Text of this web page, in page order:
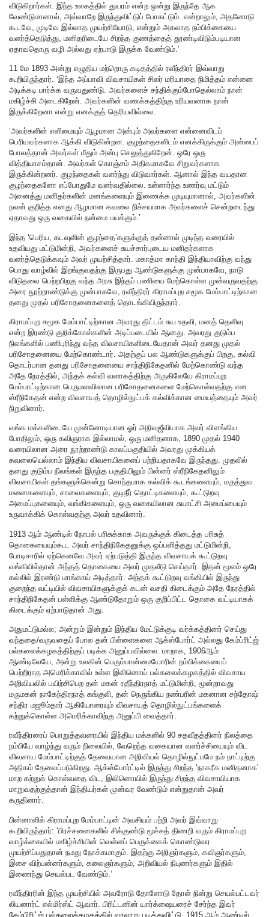
விடுகிறார்கள். இந்த உலகத்தில் துயரம் என்ற ஒன்று இருந்தே ஆக
வேண்டுமானால், அவ்வாறே இருந்துவிட்டுப் போகட்டும். என்றாலும், அதனோடு
கூடவே, முடிவே இல்லாத முயற்சியோடு, என்றும் அகலாத நம்பிக்கையை
வளர்த்தெடுத்து, மனிதரிடையே சிறந்த குணத்தைத் தூண்டிவிடும்படியான
ஏதாவதொரு வழி அல்லது ஏற்பாடு இருக்க வேண்டும்.’
11 மே 1893 அன்று எழுதிய மற்றொரு கடிதத்தில் ரவீந்திரர் இவ்வாறு
கூறியிருந்தார். ‘இந்த அப்பாவி விவசாயிகள் சிலர் மரியாதை நிமித்தம் என்னை
அடிக்கடி பார்க்க வருவதுண்டு. அவர்களைச் சந்திக்கும்போதெல்லாம் நான்
மகிழ்ச்சி அடைகிறேன். அவர்களின் வணக்கத்திற்கு உரியவனாக நான்
இருக்கிறேனா என்று எனக்குத் தெரியவில்லை.
‘அவர்களின் எளிமையும் ஆழமான அன்பும் அவர்களை என்னைவிடப்
பெரியவர்களாக ஆக்கி விடுகின்றன. குழந்தைகளிடம் எனக்கிருக்கும் அன்பைப்
போலத்தான் அவர்கள் மீதும் அன்பு செலுத்துகிறேன். ஒரே ஒரு
வித்தியாசம்தான். அவர்கள் கொஞ்சம் அதிகமாகவே சிறுவர்களாக
இருக்கின்றனர். குழந்தைகள் வளர்ந்து விடுவார்கள். ஆனால் இந்த வயதான
குழந்தைகளோ எப்போதுமே வளர்வதில்லை. உள்ளார்ந்த உணர்வு மட்டும்
அனைத்து மனிதர்களின் மனங்களையும் இணைக்க முடியுமானால், அவர்களின்
நலன் குறித்த எனது ஆழமான கவலை நிச்சயமாக அவர்களைச் சென்றடைந்து
ஏதாவது ஒரு வகையில் நன்மை பயக்கும்.’
இந்த ‘பெரிய, கடவுளின் குழந்தை’களுக்குத் தன்னால் முடிந்த வரையில்
உதவியது மட்டுமின்றி, அவர்களைச் சுயச்சார்புடைய மனிதர்களாக
வளர்த்தெடுக்கவும் அவர் முயற்சித்தார். மகாத்மா காந்தி இந்தியாவிற்கு வந்து
பொது வாழ்வில் இறங்குவதற்கு இருபது ஆண்டுகளுக்கு முன்பாகவே, நாடு
விடுதலை பெற்றபிறகு வந்த அரசு இந்தப் பணியை மேற்கொள்ள முன்வருவதற்கு
அரை நூற்றாண்டுக்கு முன்பாகவே, ரவீந்திரர் கிராமப்புற சமூக மேம்பாட்டிற்கான
தனது முதல் பரிசோதனைகளைத் தொடங்கியிருந்தார்.
கிராமப்புற சமூக மேம்பாட்டிற்கான அவரது திட்டம் சுய உதவி, மனத் தெளிவு
என்ற இரண்டு குறிக்கோள்களின் அடிப்படையில் ஆனது. அவரது குடும்ப
நிலங்களில் பணிபுரிந்து வந்த விவசாயிகளிடையேதான் அவர் தனது முதல்
பரிசோதனையை மேற்கொண்டார். அதற்குப் பல ஆண்டுகளுக்குப் பிறகு, கல்வி
தொடர்பான தனது பரிசோதனையை சாந்திநிகேதனில் மேற்கொண்டு வந்த
அதே நேரத்தில், அந்தக் கல்வி வளாகத்திற்கு அருகிலேயே கிராமப்புற
மேம்பாட்டிற்கான பெருமளவிலான பரிசோதனைகளை மேற்கொள்வதற்கு என
ஸ்ரீநிகேதன் என்ற விவசாயத் தொழில்நுட்பக் கல்விக்கான மையத்தையும் அவர்
நிறுவினார்.
வங்க மக்களிடையே முன்னோடியான ஓர் அறிவுஜீவியாக அவர் விளங்கிய
போதிலும், ஒரு கவிஞராக இல்லாமல், ஒரு மனிதனாக, 1890 முதல் 1940
வரையிலான அரை நூற்றாண்டு காலப்பகுதியில் அவரது முக்கியக்
கவலையெல்லாம் இந்திய விவசாயிகளைப் பற்றியதாகவே இருந்தது. முதலில்
தனது குடும்ப நிலங்கள் இருந்த பகுதியிலும் பின்னர் ஸ்ரீநிகேதனிலும்
விவசாயிகள் தங்களுக்கென்று சொந்தமாக கல்விக் கூடங்களையும், மருத்துவ
மனைகளையும், சாலைகளையும், குடிநீர் தொட்டிகளையும், கூட்டுறவு
அமைப்புகளையும், வங்கிகளையும், ஒரு வகையிலான சுயாட்சி அமைப்பையும்
உருவாக்கிக் கொள்வதற்கு அவர் உதவினார்.
1913 ஆம் ஆண்டில் நோபல் பரிசுக்காக அவருக்குக் கிடைத்த பரிசுத்
தொகையையும்கூட அவர் சாந்திநிகேதனுக்கு ஒப்பளித்தது மட்டுமின்றி,
போடிசாரில் ஏற்கெனவே அவர் ஏற்படுத்தி இருந்த விவசாயக் கூட்டுறவு
வங்கியில்தான் அந்தத் தொகையை அவர் முதலீடு செய்தார். இதன் மூலம் ஒரே
கல்லில் இரண்டு மாங்காய் அடித்தார். அந்தக் கூட்டுறவு வங்கியில் இருந்து
குறைந்த வட்டியில் விவசாயிகளுக்குக் கடன் வசதி கிடைக்கும் அதே நேரத்தில்
சாந்திநிகேதன் பள்ளிக்கு ஆண்டுதோறும் ஒரு குறிப்பிட்ட தொகை வட்டியாகக்
கிடைக்கும் ஏற்பாடுதான் அது.
அதுமட்டுமல்ல; அன்றும் இன்றும் இந்திய மேட்டுக்குடி வர்க்கத்தினர் செய்து
வந்ததை/வருவதைப் போல தன் பிள்ளைகளை ஆக்ஸ்போர்ட் அல்லது கேம்ப்ரிட்ஜ்
பல்கலைக்கழகத்திற்குப் படிக்க அனுப்பவில்லை. மாறாக, 1906ஆம்
ஆண்டிலேயே, அன்று உலகின் பெரும்பான்மையோரின் நம்பிக்கையைப்
பெற்றிராத அமெரிக்காவில் உள்ள இலினொய் பல்கலைக்கழகத்தில் விவசாய
அறிவியலில் பயிற்சிபெற தன் மகன் ரதீந்திரநாத் மட்டுமின்றி, மூன்றாவது
மருமகன் நாகேந்திரநாத் கங்குலி, தன் நெருங்கிய நண்பரின் மகனான சந்தோஷ்
சந்திர மஜூம்தார் ஆகியோரையும் விவசாயத் தொழில்நுட்பங்களைக்
கற்றுக்கொள்ள அமெரிக்காவிற்கு அனுப்பி வைத்தார்.
ரவீந்திரரைப் பொறுத்தவரையில் இந்திய மக்களில் 90 சதவீதத்தினர் நிலத்தை
நம்பியே வாழ்ந்து வரும் நிலையில், வேறெந்த வகையான வளர்ச்சியையும் விட
விவசாய மேம்பாட்டிற்குத் தேவையான அறிவியல் தொழில்நுட்பமே நம் நாட்டிற்கு
அதிகம் தேவைப்படுகிறது. ஆக்ஸ்போர்ட்டில் இருந்து சிறந்த ‘நாகரீக மனிதனாக’
மாற கற்றுக் கொள்வதை விட, இலினொயில் இருந்து சிறந்த விவசாயியாக
மாறுவதற்குத்தான் இந்தியர்கள் முன்வர வேண்டும் என்றுதான் அவர்
கருதினார்.
பின்னாளில் கிராமப்புற மேம்பாட்டின் அவசியம் பற்றி அவர் இவ்வாறு
கூறியிருந்தார்: ‘பிரச்சனைகளில் சிக்குண்டு மூச்சுத் திணறி வரும் கிராமப்புற
வாழ்க்கையில் மகிழ்ச்சியின் வெள்ளப் பெருக்கைக் கொண்டுவர
முயற்சிப்பதுதான் நமது நோக்கமாகும். இதற்கு அறிஞர்களும், கவிஞர்களும்,
இசை விற்பன்னர்களும், கலைஞர்களும், அறிவியல் நிபுணர்களும் இதில்
இணைந்து செயல்பட வேண்டும்.’
ரவீந்திரரின் இந்த முயற்சியில் அவரோடு தோளோடு தோள் நின்று செயல்பட்டவர்
லியனார்ட் எல்மிர்ஸ்ட் ஆவார். பிரிட்டனின் யார்க்ஷையரைச் சேர்ந்த இவர்
கேம்பிரிட்ஜ் பல்கலைக்கழகத்தில் வரலாறு படித்துவிட்டு, 1915 ஆம் ஆண்டில்